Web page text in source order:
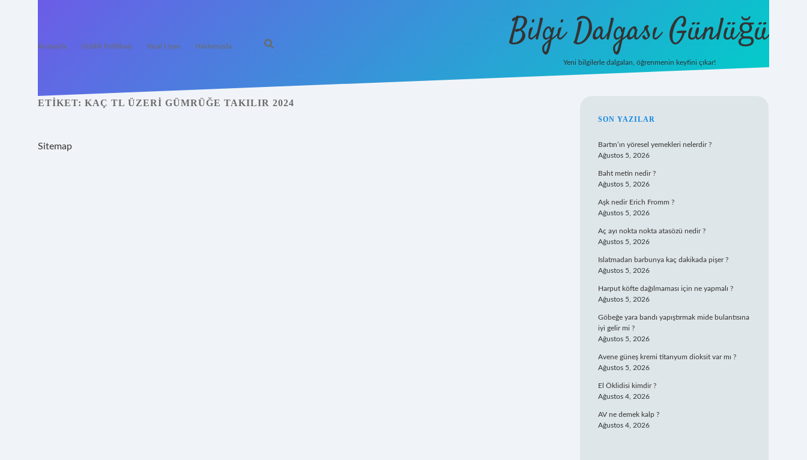
Anasayfa Gizlilik Politikası Yasal Uyarı Hakkımızda Bilgi Dalgası Günlüğü
Yeni bilgilerle dalgalan, öğrenmenin keyfini çıkar!
ETIKET: KAÇ TL ÜZERI GÜMRÜĞE TAKILIR 2024
Sitemap
SIDEBAR
SON YAZILAR
Bartın’ın yöresel yemekleri nelerdir ?
Ağustos 5, 2026
Baht metin nedir ?
Ağustos 5, 2026
Aşk nedir Erich Fromm ?
Ağustos 5, 2026
Aç ayı nokta nokta atasözü nedir ?
Ağustos 5, 2026
Islatmadan barbunya kaç dakikada pişer ?
Ağustos 5, 2026
Harput köfte dağılmaması için ne yapmalı ?
Ağustos 5, 2026
Göbeğe yara bandı yapıştırmak mide bulantısına
iyi gelir mi ?
Ağustos 5, 2026
Avene güneş kremi titanyum dioksit var mı ?
Ağustos 5, 2026
El Öklidisi kimdir ?
Ağustos 4, 2026
AV ne demek kalp ?
Ağustos 4, 2026